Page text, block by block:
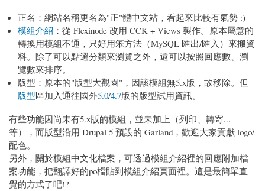
正名：網站名稱更名為"正"體中文站，看起來比較有氣勢 :)
模組介紹 ：從 Flexinode 改用 CCK + Views 製作。原本屬意的
轉換用模組不通，只好用笨方法（MySQL 匯出/匯入）來搬資
料。除了可以點選分類來瀏覽之外，還可以按照回應數、瀏
覽數來排序。
版型：原本的"版型大觀園"，因該模組無5.x版，故移除。但
版型區加入通往國外5.0/4.7版的版型試用資訊。
有些功能因尚未有5.x版的模組，並未加上（列印、轉寄...
等），而版型沿用 Drupal 5 預設的 Garland，歡迎大家貢獻 logo/
配色。
另外，關於模組中文化檔案，可透過模組介紹裡的回應附加檔
案功能，把翻譯好的po檔貼到模組介紹頁面裡。這是最簡單直
覺的方式了吧!?